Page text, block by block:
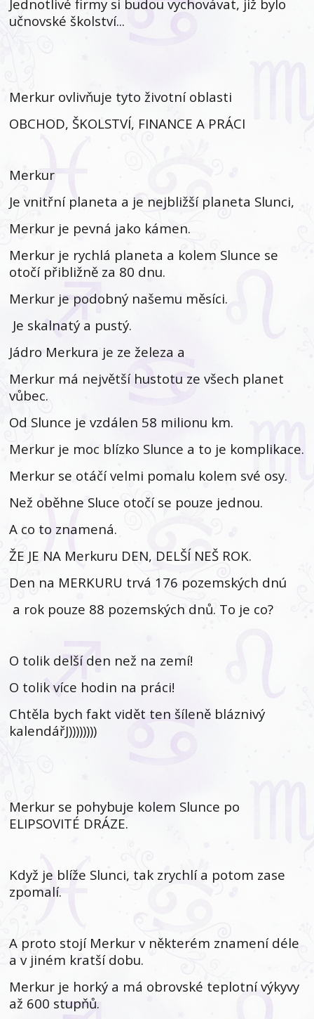
Jednotlivé firmy si budou vychovávat, již bylo
učnovské školství...
Merkur ovlivňuje tyto životní oblasti
OBCHOD, ŠKOLSTVÍ, FINANCE A PRÁCI
Merkur
Je vnitřní planeta a je nejbližší planeta Slunci,
Merkur je pevná jako kámen.
Merkur je rychlá planeta a kolem Slunce se
otočí přibližně za 80 dnu.
Merkur je podobný našemu měsíci.
Je skalnatý a pustý.
Jádro Merkura je ze železa a
Merkur má největší hustotu ze všech planet
vůbec.
Od Slunce je vzdálen 58 milionu km.
Merkur je moc blízko Slunce a to je komplikace.
Merkur se otáčí velmi pomalu kolem své osy.
Než oběhne Sluce otočí se pouze jednou.
A co to znamená.
ŽE JE NA Merkuru DEN, DELŠÍ NEŠ ROK.
Den na MERKURU trvá 176 pozemských dnú
a rok pouze 88 pozemských dnů. To je co?
O tolik delší den než na zemí!
O tolik více hodin na práci!
Chtěla bych fakt vidět ten šíleně bláznivý
kalendářJ))))))))
Merkur se pohybuje kolem Slunce po
ELIPSOVITÉ DRÁZE.
Když je blíže Slunci, tak zrychlí a potom zase
zpomalí.
A proto stojí Merkur v některém znamení déle
a v jiném kratší dobu.
Merkur je horký a má obrovské teplotní výkyvy
až 600 stupňů.